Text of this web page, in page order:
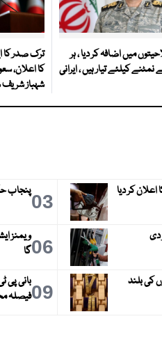
میں اضافہ کر دیا ، ہر
کیلئے تیار ہیں ، ایرانی
ترک صدر کا
کا اعلان،
شہباز
کر دیا 03پنجاب
دی 06گا
مزید مہنگا ، قیمت 7 ہفتوں کی بلند
09بانی پی
فیصلہ